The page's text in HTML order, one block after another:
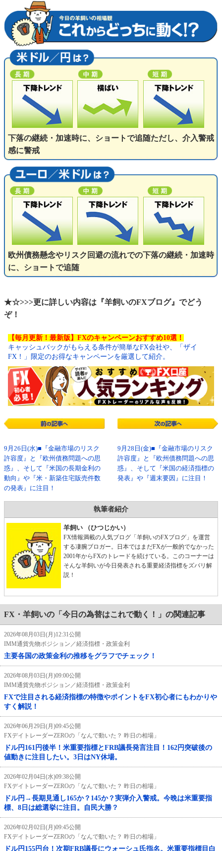
下落の継続・加速時に、ショートで追随ただし、介入警戒
感に警戒
欧州債務懸念やリスク回避の流れでの下落の継続・加速時
に、ショートで追随
★☆>>>更に詳しい内容は『羊飼いのFXブログ』でどう
ぞ！
【毎月更新！最新版】FXのキャンペーンおすすめ10選！
キャッシュバックがもらえる条件が簡単なFX会社や、「ザイ
FX！」限定のお得なキャンペーンを厳選して紹介。
9月26日(水)■『金融市場のリスク
許容度』と『欧州債務問題への思
惑』、そして『米国の長期金利の
動向』や『米・新築住宅販売件数
の発表』に注目！
9月28日(金)■『金融市場のリスク
許容度』と『欧州債務問題への思
惑』、そして『米国の経済指標の
発表』や『週末要因』に注目！
執筆者紹介
羊飼い （ひつじかい）
FX情報満載の人気ブログ「羊飼いのFXブログ」を運営
する凄腕ブロガー。日本ではまだFXが一般的でなかった
2001年からFXのトレードを続けている。このコーナーは
そんな羊飼いが今日発表される重要経済指標をズバリ解
説！
FX・羊飼いの「今日の為替はこれで動く！」の関連記事
2026年08月03日(月)12:31公開
IMM通貨先物ポジション／経済指標・政策金利
主要各国の政策金利の推移をグラフでチェック！
2026年08月03日(月)09:00公開
IMM通貨先物ポジション／経済指標・政策金利
FXで注目される経済指標の特徴やポイントをFX初心者にもわかりや
すく解説！
2026年06月29日(月)09:45公開
FXデイトレーダーZEROの「なんで動いた？ 昨日の相場」
ドル円161円後半！米重要指標とFRB議長発言注目！162円突破後の
値動きに注目したい。3日はNY休場。
2026年02月04日(水)09:38公開
FXデイトレーダーZEROの「なんで動いた？ 昨日の相場」
ドル円→長期見通し165か？145か？実弾介入警戒。今晩は米重要指
標、8日は総選挙に注目。自民大勝？
2026年02月02日(月)09:45公開
FXデイトレーダーZEROの「なんで動いた？ 昨日の相場」
ドル円155円台！次期FRB議長にウォーシュ氏指名。米重要指標目白